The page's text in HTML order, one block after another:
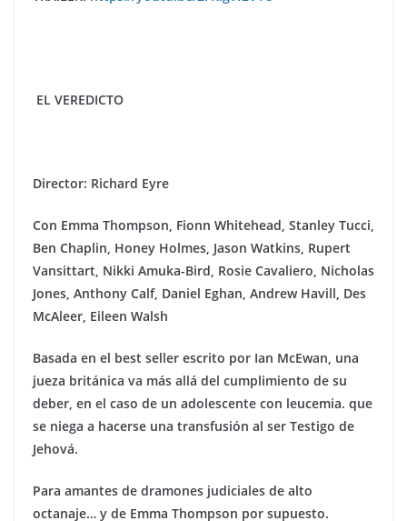
EL VEREDICTO
Director: Richard Eyre
Con Emma Thompson, Fionn Whitehead, Stanley Tucci,
Ben Chaplin, Honey Holmes, Jason Watkins, Rupert
Vansittart, Nikki Amuka-Bird, Rosie Cavaliero, Nicholas
Jones, Anthony Calf, Daniel Eghan, Andrew Havill, Des
McAleer, Eileen Walsh
Basada en el best seller escrito por Ian McEwan, una
jueza británica va más allá del cumplimiento de su
deber, en el caso de un adolescente con leucemia. que
se niega a hacerse una transfusión al ser Testigo de
Jehová.
Para amantes de dramones judiciales de alto
octanaje… y de Emma Thompson por supuesto.